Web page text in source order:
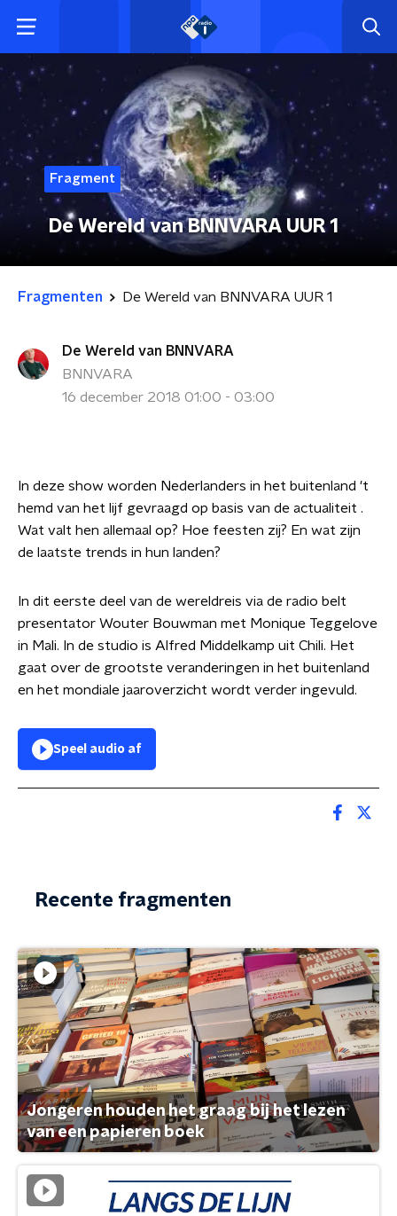
Fragment
De Wereld van BNNVARA UUR 1
Fragmenten De Wereld van BNNVARA UUR 1
De Wereld van BNNVARA
BNNVARA
16 december 2018 01:00 - 03:00
In deze show worden Nederlanders in het buitenland 't
hemd van het lijf gevraagd op basis van de actualiteit .
Wat valt hen allemaal op? Hoe feesten zij? En wat zijn
de laatste trends in hun landen?
In dit eerste deel van de wereldreis via de radio belt
presentator Wouter Bouwman met Monique Teggelove
in Mali. In de studio is Alfred Middelkamp uit Chili. Het
gaat over de grootste veranderingen in het buitenland
en het mondiale jaaroverzicht wordt verder ingevuld.
Speel audio af
Recente fragmenten
Jongeren houden het graag bij het lezen
van een papieren boek